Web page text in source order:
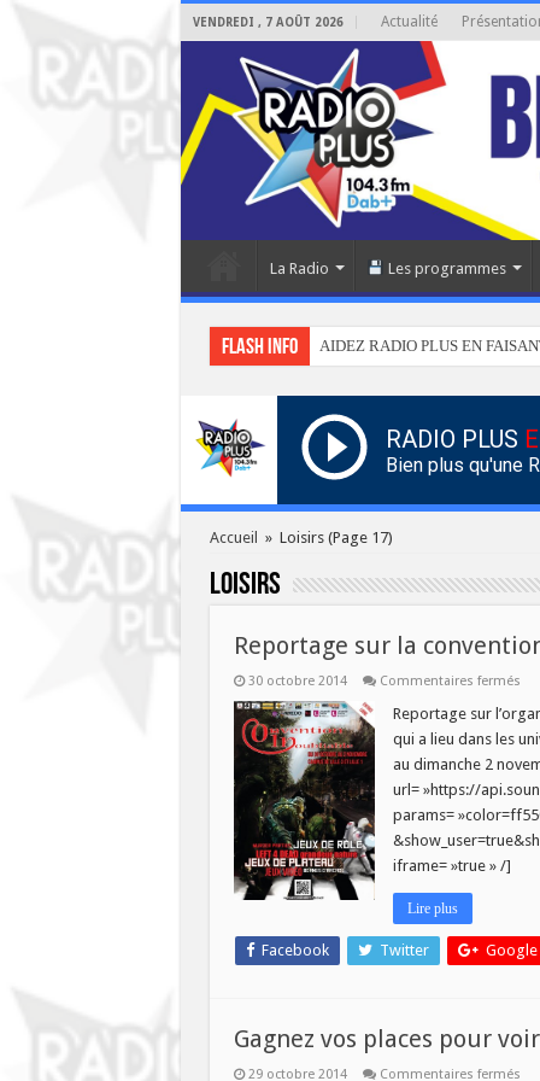
VENDREDI , 7 AOÛT 2026 Actualité
La Radio Les programmes
Flash info AIDEZ RADIO PLUS EN
RADIO PLUS
Bien plus qu'une
Accueil » Loisirs(Page 17)
Loisirs
Reportage sur la
30 octobre 2014 Commentaires ferméssur
sur
la
Reportage sur
qui a lieu dans les
au dimanche 2
url= »https://
params=
iframe= »true » /]
Lire plus
Facebook Twitter Google
Gagnez vos places pour
29 octobre 2014 Commentaires ferméssur